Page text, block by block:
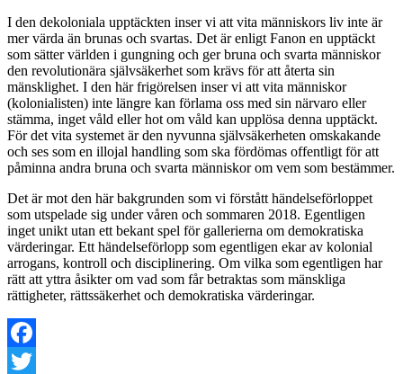
I den dekoloniala upptäckten inser vi att vita människors liv inte är
mer värda än brunas och svartas. Det är enligt Fanon en upptäckt
som sätter världen i gungning och ger bruna och svarta människor
den revolutionära självsäkerhet som krävs för att återta sin
mänsklighet. I den här frigörelsen inser vi att vita människor
(kolonialisten) inte längre kan förlama oss med sin närvaro eller
stämma, inget våld eller hot om våld kan upplösa denna upptäckt.
För det vita systemet är den nyvunna självsäkerheten omskakande
och ses som en illojal handling som ska fördömas offentligt för att
påminna andra bruna och svarta människor om vem som bestämmer.
Det är mot den här bakgrunden som vi förstått händelseförloppet
som utspelade sig under våren och sommaren 2018. Egentligen
inget unikt utan ett bekant spel för gallerierna om demokratiska
värderingar. Ett händelseförlopp som egentligen ekar av kolonial
arrogans, kontroll och disciplinering. Om vilka som egentligen har
rätt att yttra åsikter om vad som får betraktas som mänskliga
rättigheter, rättssäkerhet och demokratiska värderingar.
Facebook